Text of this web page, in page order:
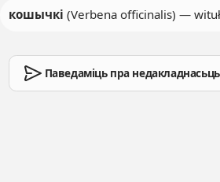
кошычкі (Verbena officinalis) —
Паведаміць пра недакладнасьць